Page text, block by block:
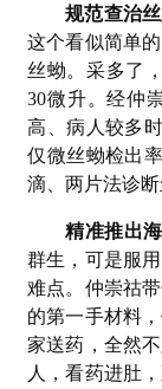
规范查治
这个看似简单
丝蚴。采多了
30微升。经仲
高、病人较多
仅微丝蚴检出
滴、两片法诊
精准推出
群生，可是服
难点。仲崇祜
的第一手材料
家送药，全然
人，看药进肚